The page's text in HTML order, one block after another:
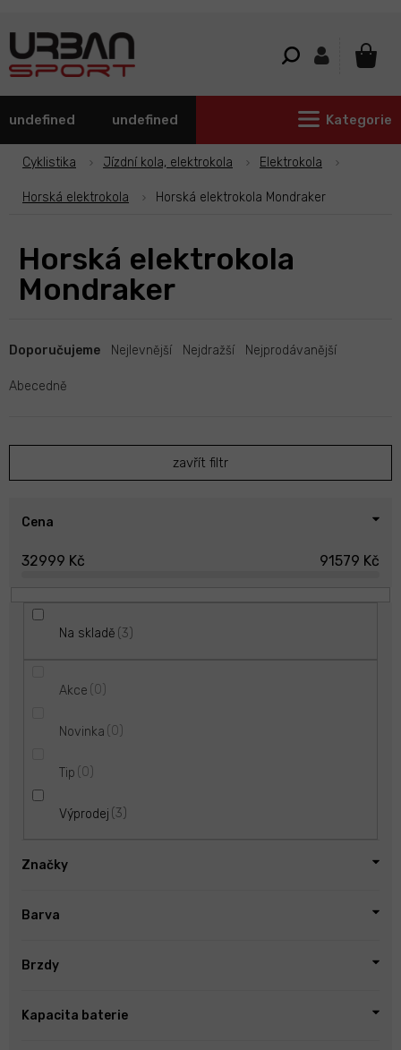
undefined undefined Kategorie
Cyklistika Jízdní kola, elektrokola Elektrokola
Horská elektrokola Horská elektrokola Mondraker
Horská elektrokola
Mondraker
a
e
p
o
Doporučujeme Nejlevnější Nejdražší Nejprodávanější
Abecedně
zavřít filtr
Cena
32999 Kč 91579 Kč
Na skladě 3
Akce 0
Novinka 0
Tip 0
Výprodej 3
Značky
Barva
Brzdy
Kapacita baterie